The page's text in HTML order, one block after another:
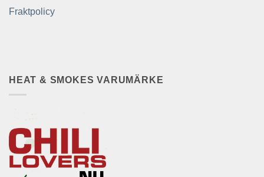
Fraktpolicy
HEAT & SMOKES VARUMÄRKE